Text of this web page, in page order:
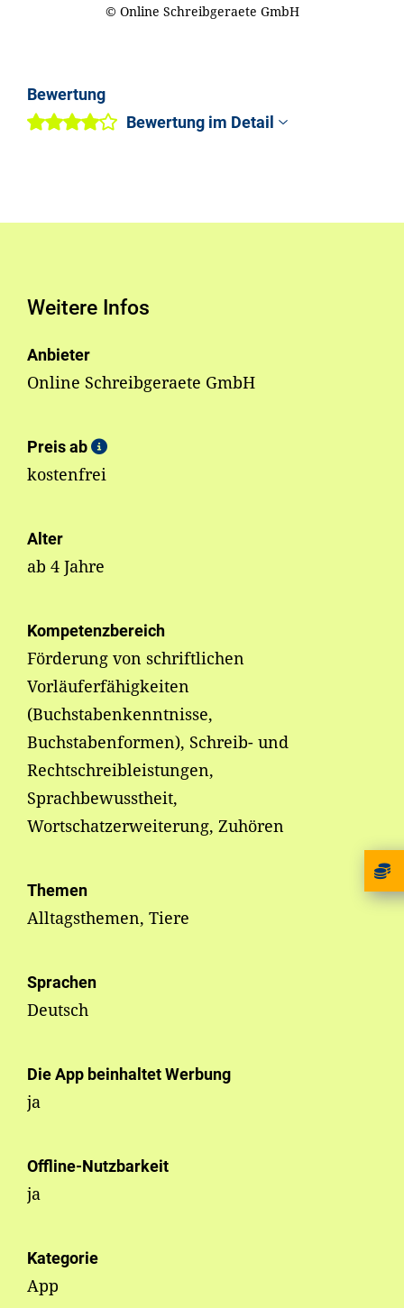
© Online Schreibgeraete GmbH
Bewertung
Bewertung im Detail
Weitere Infos
Anbieter
Online Schreibgeraete GmbH
Preis ab
kostenfrei
Alter
ab 4 Jahre
Kompetenzbereich
Förderung von schriftlichen
Vorläuferfähigkeiten
(Buchstabenkenntnisse,
Buchstabenformen), Schreib- und
Rechtschreibleistungen,
Sprachbewusstheit,
Wortschatzerweiterung, Zuhören
Themen
Alltagsthemen, Tiere
Sprachen
Deutsch
Die App beinhaltet Werbung
ja
Offline-Nutzbarkeit
ja
Kategorie
App